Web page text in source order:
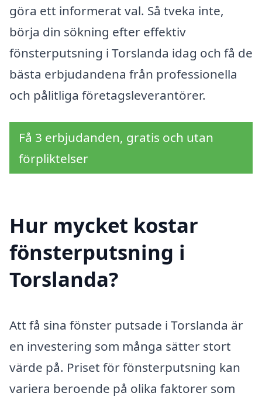
göra ett informerat val. Så tveka inte,
börja din sökning efter effektiv
fönsterputsning i Torslanda idag och få de
bästa erbjudandena från professionella
och pålitliga företagsleverantörer.
Få 3 erbjudanden, gratis och utan
förpliktelser
Hur mycket kostar
fönsterputsning i
Torslanda?
Att få sina fönster putsade i Torslanda är
en investering som många sätter stort
värde på. Priset för fönsterputsning kan
variera beroende på olika faktorer som